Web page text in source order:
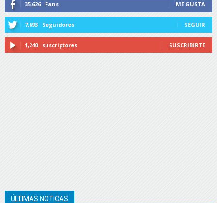
35,626 Fans ME GUSTA
7,693 Seguidores SEGUIR
1,240 suscriptores SUSCRIBIRTE
ÚLTIMAS NOTICAS